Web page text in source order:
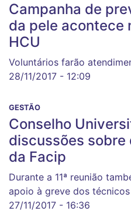
Campanha de
da pele acontece
HCU
Voluntários farão
28/11/2017 - 12:09
GESTÃO
Conselho
discussões
da Facip
Durante a 11ª reunião
apoio à greve dos
27/11/2017 - 16:36